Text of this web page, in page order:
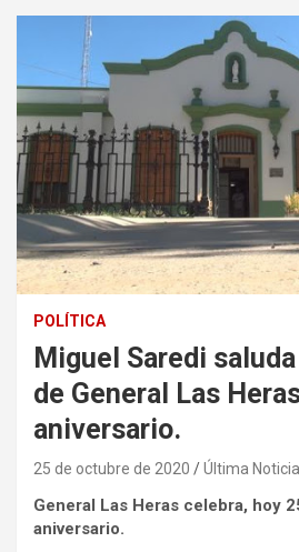
POLÍTICA
Miguel Saredi
de General Las
aniversario.
25 de octubre de 2020 Última Noticia
General Las Heras celebra, hoy
aniversario.